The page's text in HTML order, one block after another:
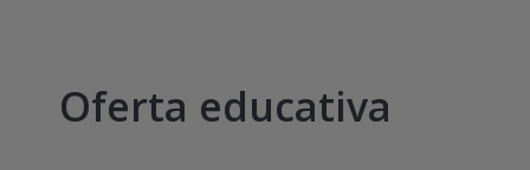
Oferta educativa